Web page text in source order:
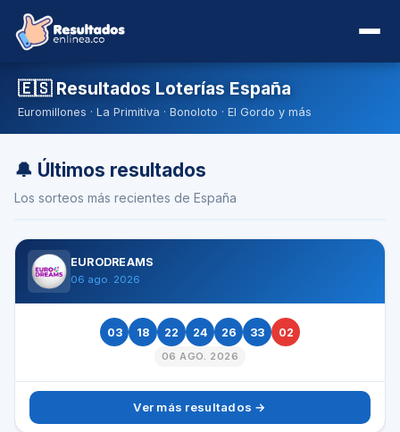
🇪🇸 Resultados Loterías España
Euromillones · La Primitiva · Bonoloto · El Gordo y más
🔔 Últimos resultados
Los sorteos más recientes de España
EURODREAMS
06 ago. 2026
03 18 22 24 26 33 02
06 AGO. 2026
Ver más resultados →